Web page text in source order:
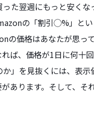
た翌週にもっと安く
の「割引◯%」と
の価格はあなたが思
ば、価格が1日に何十
」を見抜くには、表
あります。そして、そ